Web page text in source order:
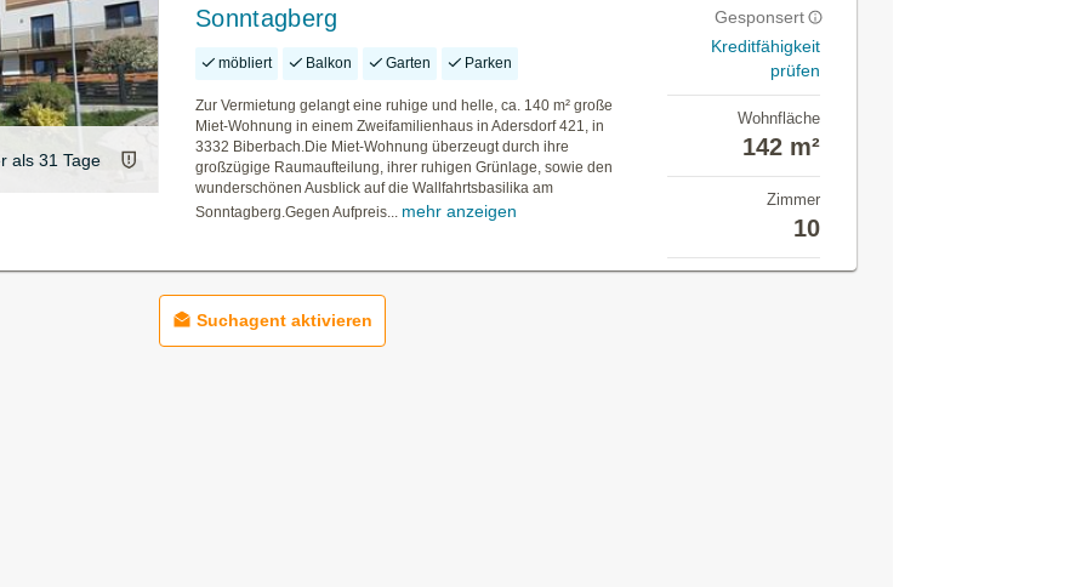
als 31 Tage
Sonntagberg
möbliert Balkon Garten Parken
Zur Vermietung gelangt eine ruhige und helle, ca. 140 m² große
Miet-Wohnung in einem Zweifamilienhaus in Adersdorf 421, in
3332 Biberbach.Die Miet-Wohnung überzeugt durch ihre
großzügige Raumaufteilung, ihrer ruhigen Grünlage, sowie den
wunderschönen Ausblick auf die Wallfahrtsbasilika am
Sonntagberg.Gegen Aufpreis... mehr anzeigen
Gesponsert
Kreditfähigkeit
prüfen
Wohnfläche
142 m²
Zimmer
10
Suchagent aktivieren